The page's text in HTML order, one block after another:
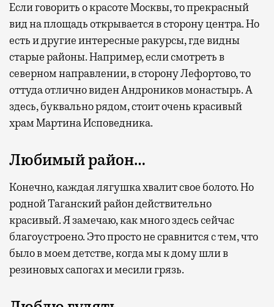
Если говорить о красоте Москвы, то прекрасный
вид на площадь открывается в сторону центра. Но
есть и другие интересные ракурсы, где видны
старые районы. Например, если смотреть в
северном направлении, в сторону Лефортово, то
оттуда отлично виден Андроников монастырь. А
здесь, буквально рядом, стоит очень красивый
храм Мартина Исповедника.
Любимый район…
Конечно, каждая лягушка хвалит свое болото. Но
родной Таганский район действительно
красивый. Я замечаю, как много здесь сейчас
благоустроено. Это просто не сравнится с тем, что
было в моем детстве, когда мы к дому шли в
резиновых сапогах и месили грязь.